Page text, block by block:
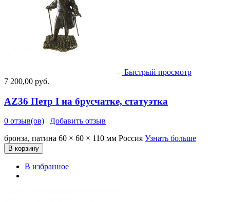
Быстрый просмотр
7 200,00 руб.
AZ36 Петр I на брусчатке, статуэтка
0 отзыв(ов) | Добавить отзыв
бронза, патина 60 × 60 × 110 мм Россия Узнать больше
В корзину
В избранное